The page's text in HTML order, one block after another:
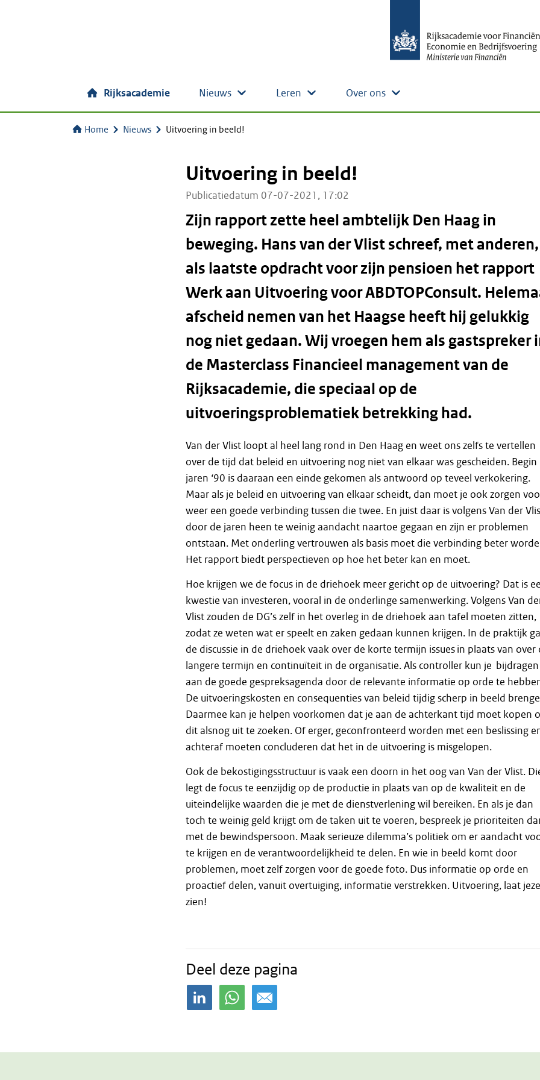
Rijksacademie Nieuws Leren Over ons
Home Nieuws Uitvoering in beeld!
Uitvoering in beeld!
Publicatiedatum 07-07-2021, 17:02
Zijn rapport zette heel ambtelijk Den Haag in
beweging. Hans van der Vlist schreef, met anderen,
als laatste opdracht voor zijn pensioen het rapport
Werk aan Uitvoering voor ABDTOPConsult.
afscheid nemen van het Haagse heeft hij gelukkig
nog niet gedaan. Wij vroegen hem als gastspreker
de Masterclass Financieel management van de
Rijksacademie, die speciaal op de
uitvoeringsproblematiek betrekking had.
Van der Vlist loopt al heel lang rond in Den Haag en weet ons zelfs te vertellen
over de tijd dat beleid en uitvoering nog niet van elkaar was gescheiden. Begin
jaren ‘90 is daaraan een einde gekomen als antwoord op teveel verkokering.
Maar als je beleid en uitvoering van elkaar scheidt, dan moet je ook zorgen
weer een goede verbinding tussen die twee. En juist daar is volgens Van der
door de jaren heen te weinig aandacht naartoe gegaan en zijn er problemen
ontstaan. Met onderling vertrouwen als basis moet die verbinding beter
Het rapport biedt perspectieven op hoe het beter kan en moet.
Hoe krijgen we de focus in de driehoek meer gericht op de uitvoering? Dat is
kwestie van investeren, vooral in de onderlinge samenwerking. Volgens Van
Vlist zouden de DG’s zelf in het overleg in de driehoek aan tafel moeten zitten,
zodat ze weten wat er speelt en zaken gedaan kunnen krijgen. In de praktijk
de discussie in de driehoek vaak over de korte termijn issues in plaats van over
langere termijn en continuïteit in de organisatie. Als controller kun je bijdragen
aan de goede gespreksagenda door de relevante informatie op orde te
De uitvoeringskosten en consequenties van beleid tijdig scherp in beeld
Daarmee kan je helpen voorkomen dat je aan de achterkant tijd moet kopen
dit alsnog uit te zoeken. Of erger, geconfronteerd worden met een beslissing
achteraf moeten concluderen dat het in de uitvoering is misgelopen.
Ook de bekostigingsstructuur is vaak een doorn in het oog van Van der Vlist.
legt de focus te eenzijdig op de productie in plaats van op de kwaliteit en de
uiteindelijke waarden die je met de dienstverlening wil bereiken. En als je dan
toch te weinig geld krijgt om de taken uit te voeren, bespreek je prioriteiten
met de bewindspersoon. Maak serieuze dilemma’s politiek om er aandacht
te krijgen en de verantwoordelijkheid te delen. En wie in beeld komt door
problemen, moet zelf zorgen voor de goede foto. Dus informatie op orde en
proactief delen, vanuit overtuiging, informatie verstrekken. Uitvoering, laat
zien!
Deel deze pagina